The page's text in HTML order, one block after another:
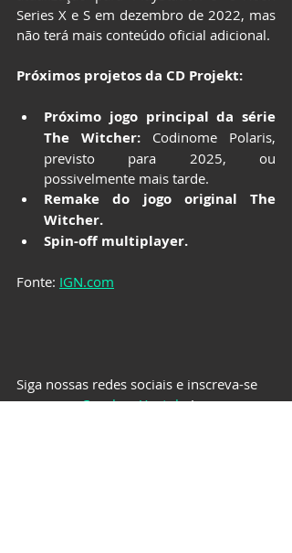
Series X e S em dezembro de 2022, mas
não terá mais conteúdo oficial adicional.
Próximos projetos da CD Projekt:
Próximo jogo principal da série
The Witcher: Codinome Polaris,
previsto para 2025, ou
possivelmente mais tarde.
Remake do jogo original The
Witcher.
Spin-off multiplayer.
Fonte: IGN.com
Siga nossas redes sociais e inscreva-se
em nosso Canal no Youtube!